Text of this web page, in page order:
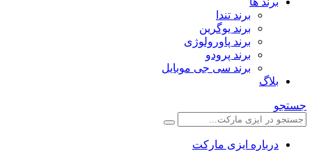
برند تندا
برند یوگرین
برند پاورولوژی
برند پرودو
برند سی جی موبایل
بلاگ
جستجو
درباره ایزی مارکت